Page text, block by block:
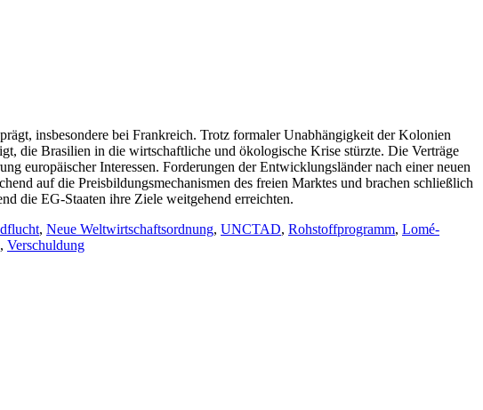
insbesondere bei Frankreich. Trotz formaler Unabhängigkeit der Kolonien
die Brasilien in die wirtschaftliche und ökologische Krise stürzte. Die Verträge
europäischer Interessen. Forderungen der Entwicklungsländer nach einer neuen
auf die Preisbildungsmechanismen des freien Marktes und brachen schließlich
die EG-Staaten ihre Ziele weitgehend erreichten.
, Neue Weltwirtschaftsordnung, UNCTAD, Rohstoffprogramm, Lomé-
, Verschuldung